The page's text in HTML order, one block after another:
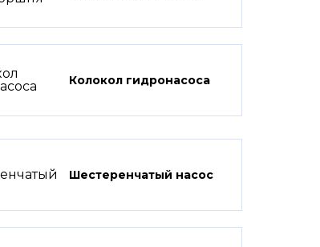
Колокол гидронасоса
Шестеренчатый насос